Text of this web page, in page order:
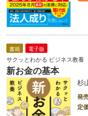
書籍 電子版
サクッとわかる ビジネス教養
新お金の基本
杉
発
定